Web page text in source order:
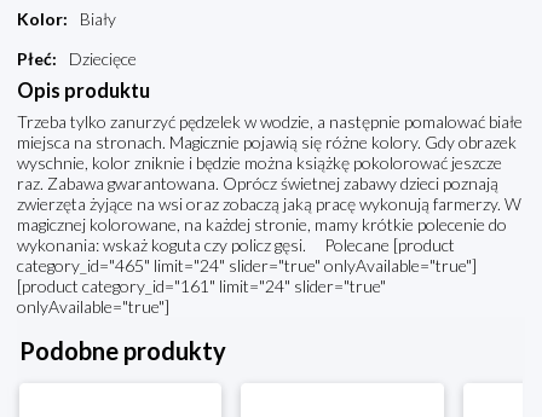
Kolor:
Biały
Płeć: Dziecięce
Opis produktu
Trzeba tylko zanurzyć pędzelek w wodzie, a następnie pomalować białe
miejsca na stronach. Magicznie pojawią się różne kolory. Gdy obrazek
wyschnie, kolor zniknie i będzie można książkę pokolorować jeszcze
raz. Zabawa gwarantowana. Oprócz świetnej zabawy dzieci poznają
zwierzęta żyjące na wsi oraz zobaczą jaką pracę wykonują farmerzy. W
magicznej kolorowane, na każdej stronie, mamy krótkie polecenie do
wykonania: wskaż koguta czy policz gęsi. Polecane [product
category_id="465" limit="24" slider="true" onlyAvailable="true"]
[product category_id="161" limit="24" slider="true"
onlyAvailable="true"]
Podobne produkty